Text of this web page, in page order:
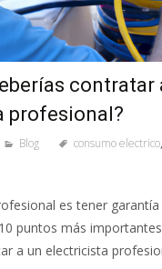
contratar
profesional?
Blog consumo electrico,
es tener garantía
puntos más
a un electricista